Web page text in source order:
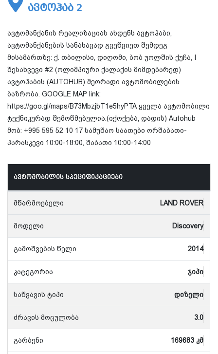
ავტოჰაბ 2
ავტომანქანის რეალიზაციას ახდენს ავტოჰაბი,
ავტომანქანების სანახავად გვეწვიეთ შემდეგ
მისამართზე: ქ. თბილისი, დიღომი, ბობ უოლშის ქუჩა, I
შესახვევი #2 (ოლიმპიური ქალაქის მიმდებარედ)
ავტოჰაბის (AUTOHUB) მეორადი ავტომობილების
ბაზრობა. GOOGLE MAP link:
https://goo.gl/maps/B73MbzjbT1e5hyPTA ყველა ავტომობილი
ტექნიკურად შემოწმებულია.(იქოქება, დადის) Autohub
მობ: +995 595 52 10 17 სამუშაო საათები ორშაბათი-
პარასკევი 10:00-18:00, შაბათი 10:00-14:00
ავტომობილის სპეციფიკაციები
მწარმოებელი LAND ROVER
მოდელი Discovery
გამოშვების წელი 2014
კატეგორია ჯიპი
საწვავის ტიპი დიზელი
ძრავის მოცულობა 3.0
გარბენი 169683 კმ